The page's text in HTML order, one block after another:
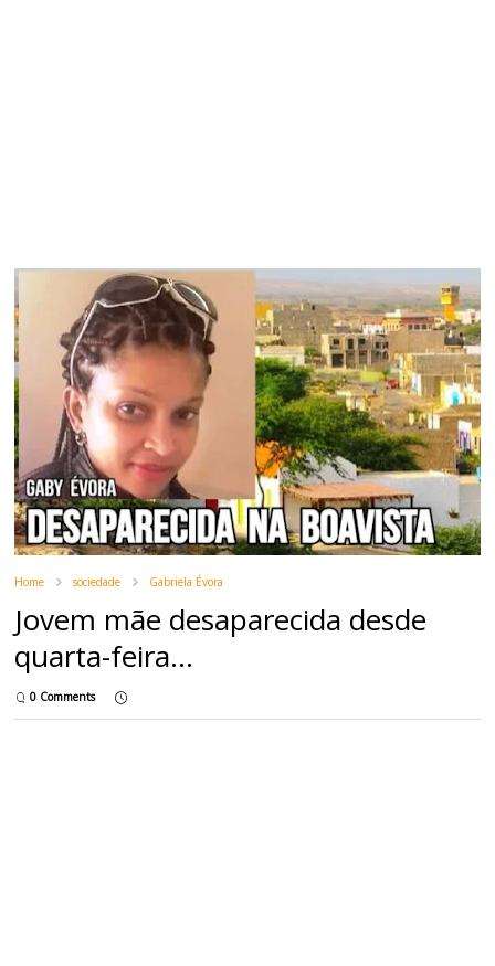
Home sociedade Gabriela Évora
Jovem mãe desaparecida desde
quarta-feira...
0 Comments